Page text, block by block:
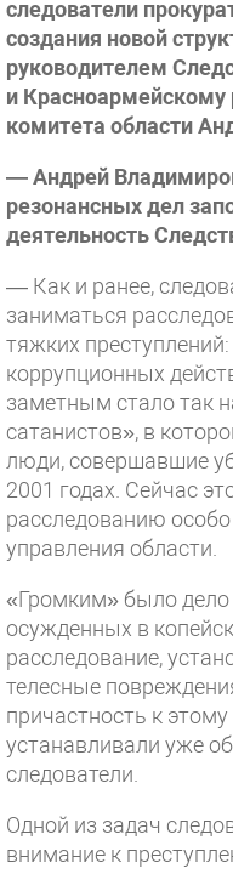
следователи
создания новой
руководителем
и Красноармейскому
комитета области
— Андрей
резонансных дел
деятельность
— Как и ранее,
заниматься
тяжких
коррупционных
заметным стало так
сатанистов», в
люди, совершавшие
2001 годах. Сейчас
расследованию
управления области.
«Громким» было дело
осужденных в
расследование,
телесные
причастность к
устанавливали уже
следователи.
Одной из задач
внимание к